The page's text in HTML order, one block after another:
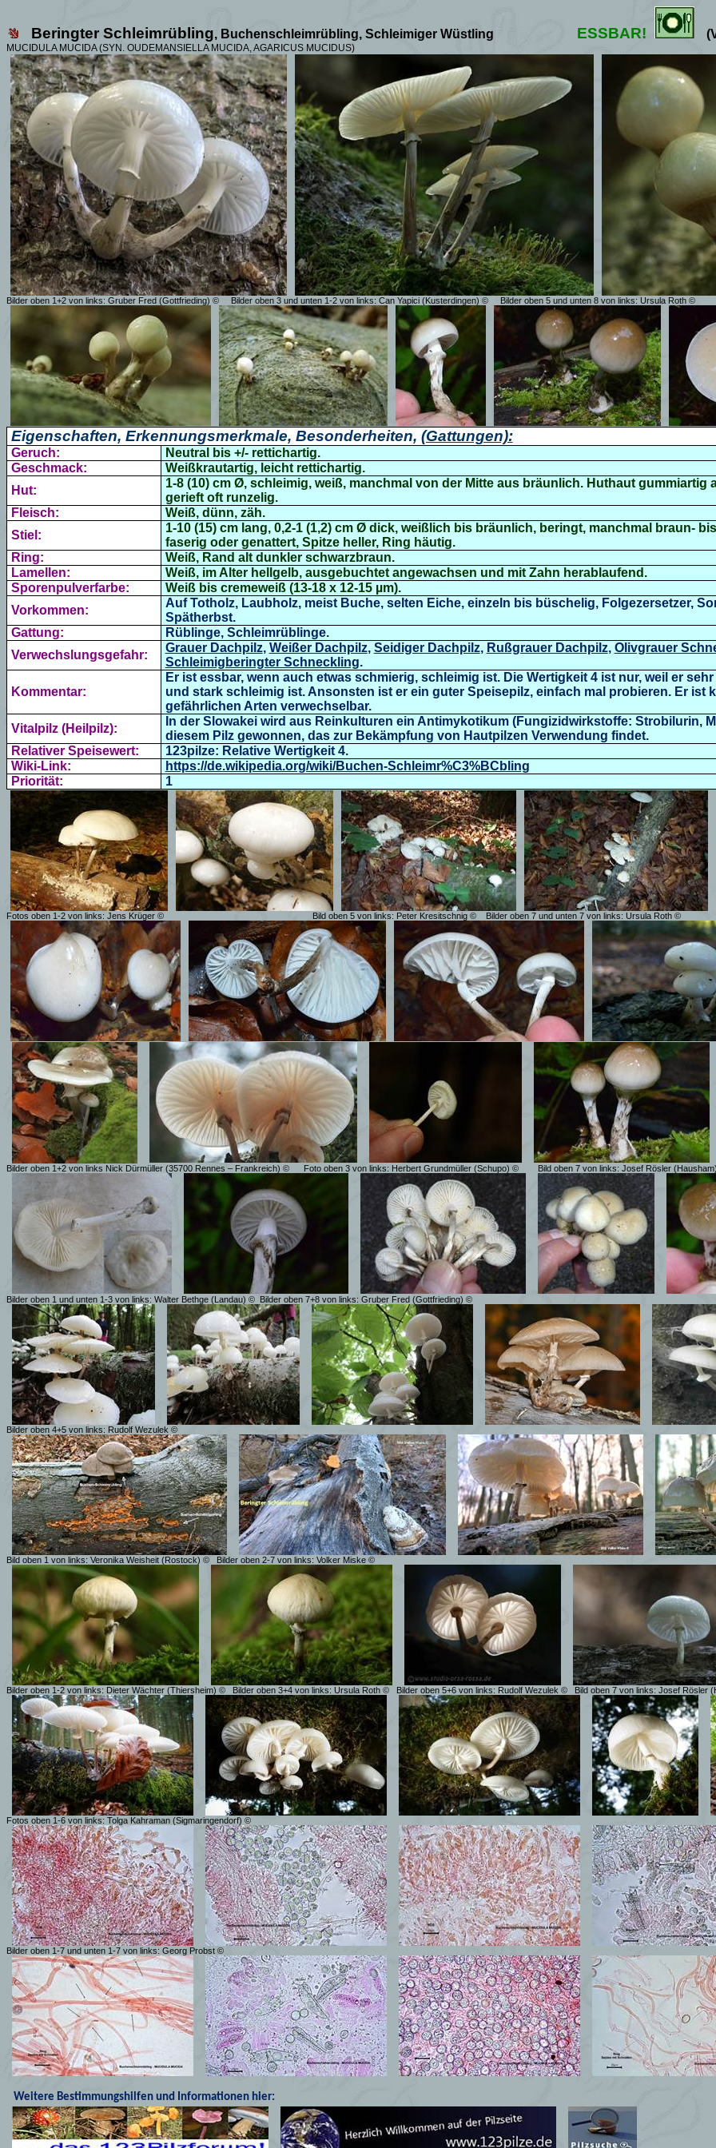
Beringter Schleimrübling, Buchenschleimrübling, Schleimiger Wüstling ESSBAR!
MUCIDULA MUCIDA (SYN. OUDEMANSIELLA MUCIDA, AGARICUS MUCIDUS)
Bilder oben 1+2 von links: Gruber Fred (Gottfrieding) © Bilder oben 3 und unten 1-2 von links: Can Yapici (Kusterdingen) © Bilder oben 5 und unten 8 von links: Ursula Roth ©
Eigenschaften, Erkennungsmerkmale, Besonderheiten, (Gattungen):
Geruch:
Neutral bis +/- rettichartig.
Geschmack:
Weißkrautartig, leicht rettichartig.
Hut:
1-8 (10) cm Ø, schleimig, weiß, manchmal von der Mitte aus bräunlich. Huthaut gummiartig
gerieft oft runzelig.
Fleisch:
Weiß, dünn, zäh.
Stiel:
1-10 (15) cm lang, 0,2-1 (1,2) cm Ø dick, weißlich bis bräunlich, beringt, manchmal braun-
faserig oder genattert, Spitze heller, Ring häutig.
Ring:
Weiß, Rand alt dunkler schwarzbraun.
Lamellen:
Weiß, im Alter hellgelb, ausgebuchtet angewachsen und mit Zahn herablaufend.
Sporenpulverfarbe:
Weiß bis cremeweiß (13-18 x 12-15 µm).
Vorkommen:
Auf Totholz, Laubholz, meist Buche, selten Eiche, einzeln bis büschelig, Folgezersetzer,
Spätherbst.
Gattung:
Rüblinge, Schleimrüblinge.
Verwechslungsgefahr:
Grauer Dachpilz, Weißer Dachpilz, Seidiger Dachpilz, Rußgrauer Dachpilz, Olivgrauer
Schleimigberingter Schneckling.
Kommentar:
Er ist essbar, wenn auch etwas schmierig, schleimig ist. Die Wertigkeit 4 ist nur, weil er
und stark schleimig ist. Ansonsten ist er ein guter Speisepilz, einfach mal probieren. Er ist
gefährlichen Arten verwechselbar.
Vitalpilz (Heilpilz):
In der Slowakei wird aus Reinkulturen ein Antimykotikum (Fungizidwirkstoffe: Strobilurin,
diesem Pilz gewonnen, das zur Bekämpfung von Hautpilzen Verwendung findet.
Relativer Speisewert:
123pilze: Relative Wertigkeit 4.
Wiki-Link:
https://de.wikipedia.org/wiki/Buchen-Schleimr%C3%BCbling
Priorität:
1
Fotos oben 1-2 von links: Jens Krüger © Bild oben 5 von links: Peter Kresitschnig © Bilder oben 7 und unten 7 von links: Ursula Roth ©
Bilder oben 1+2 von links Nick Dürmüller (35700 Rennes – Frankreich) © Foto oben 3 von links: Herbert Grundmüller (Schupo) © Bild oben 7 von links: Josef Rösler
Bilder oben 1 und unten 1-3 von links: Walter Bethge (Landau) © Bilder oben 7+8 von links: Gruber Fred (Gottfrieding) ©
Bilder oben 4+5 von links: Rudolf Wezulek ©
Bild oben 1 von links: Veronika Weisheit (Rostock) © Bilder oben 2-7 von links: Volker Miske ©
Bilder oben 1-2 von links: Dieter Wächter (Thiersheim) © Bilder oben 3+4 von links: Ursula Roth © Bilder oben 5+6 von links: Rudolf Wezulek © Bild oben 7 von links: Josef Rösler
Fotos oben 1-6 von links: Tolga Kahraman (Sigmaringendorf) ©
Bilder oben 1-7 und unten 1-7 von links: Georg Probst ©
Weitere Bestimmungshilfen und Informationen hier: